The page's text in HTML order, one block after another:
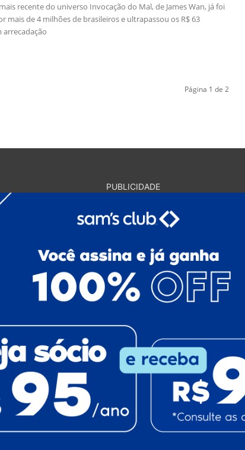
recente do universo Invocação do Mal, de James Wan, já foi
mais de 4 milhões de brasileiros e ultrapassou os R$ 63
arrecadação
Página 1 de 2
PUBLICIDADE